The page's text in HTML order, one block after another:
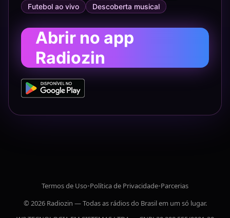
Futebol ao vivo
Descoberta musical
Abrir no app
Radiozin
Termos de Uso•Política de Privacidade•Parcerias
© 2026 Radiozin — Todas as rádios do Brasil em um só lugar.